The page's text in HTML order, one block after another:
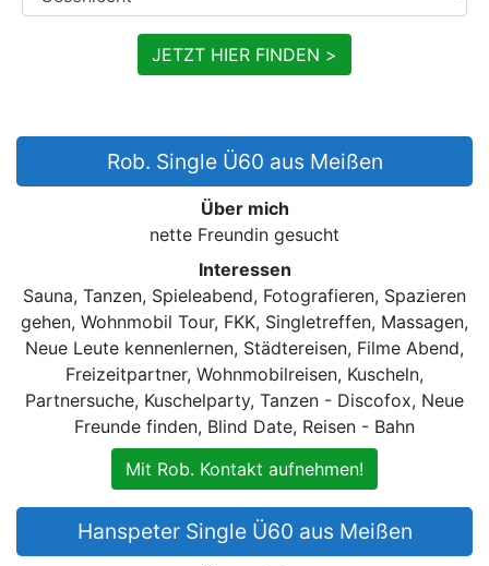
JETZT HIER FINDEN >
Rob. Single Ü60 aus Meißen
Über mich
nette Freundin gesucht
Interessen
Sauna, Tanzen, Spieleabend, Fotografieren, Spazieren
gehen, Wohnmobil Tour, FKK, Singletreffen, Massagen,
Neue Leute kennenlernen, Städtereisen, Filme Abend,
Freizeitpartner, Wohnmobilreisen, Kuscheln,
Partnersuche, Kuschelparty, Tanzen - Discofox, Neue
Freunde finden, Blind Date, Reisen - Bahn
Mit Rob. Kontakt aufnehmen!
Hanspeter Single Ü60 aus Meißen